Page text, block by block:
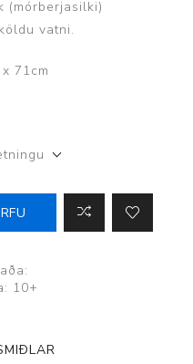
(mórberjasilki)
vatni.
71cm
10+